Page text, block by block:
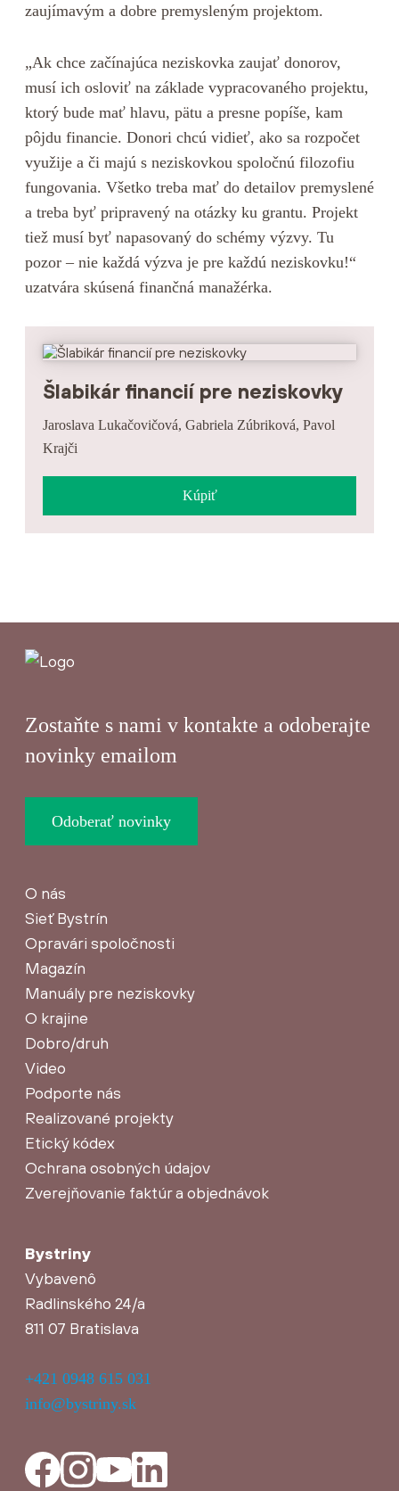
zaujímavým a dobre premysleným projektom.
„Ak chce začínajúca neziskovka zaujať donorov,
musí ich osloviť na základe vypracovaného projektu,
ktorý bude mať hlavu, pätu a presne popíše, kam
pôjdu financie. Donori chcú vidieť, ako sa rozpočet
využije a či majú s neziskovkou spoločnú filozofiu
fungovania. Všetko treba mať do detailov premyslené
a treba byť pripravený na otázky ku grantu. Projekt
tiež musí byť napasovaný do schémy výzvy. Tu
pozor – nie každá výzva je pre každú neziskovku!“
uzatvára skúsená finančná manažérka.
Šlabikár financií pre neziskovky
Jaroslava Lukačovičová, Gabriela Zúbriková, Pavol
Krajči
Kúpiť
O nás
Sieť Bystrín
Opravári spoločnosti
Magazín
Manuály pre neziskovky
O krajine
Dobro/druh
Video
Podporte nás
Realizované projekty
Etický kódex
Ochrana osobných údajov
Zverejňovanie faktúr a objednávok
Bystriny
Vybavenô
Radlinského 24/a
811 07 Bratislava
+421 0948 615 031
info@bystriny.sk
Zostaňte s nami v kontakte a odoberajte
novinky emailom
Odoberať novinky